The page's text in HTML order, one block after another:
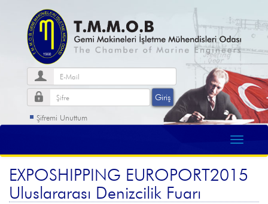
Şifremi Unuttum
EXPOSHIPPING EUROPORT2015
Uluslararası Denizcilik Fuarı